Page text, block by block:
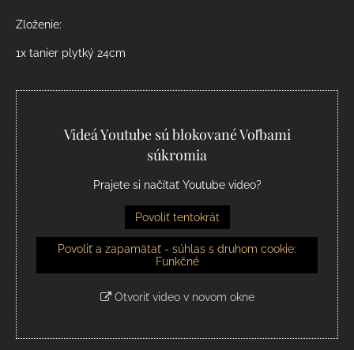
Zloženie:
1x tanier plytký 24cm
Videá Youtube sú blokované Voľbami
súkromia
Prajete si načítať Youtube video?
Povoliť tentokrát
Povoliť a zapamätať - súhlas s druhom cookie:
Funkčné
Otvoriť video v novom okne